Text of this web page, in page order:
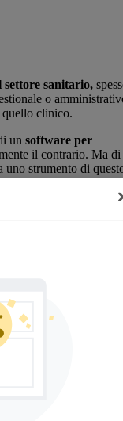
settore sanitario,
o
quello clinico.
un software per
il contrario. Ma di
uno strumento di
studiare e capire il
facilmente utilizzabile
necessità di dover
informatico
di refertazione,